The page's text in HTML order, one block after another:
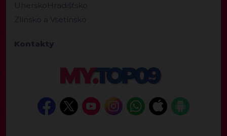
UherskoHradišťsko
Zlínsko a Vsetínsko
Kontakty